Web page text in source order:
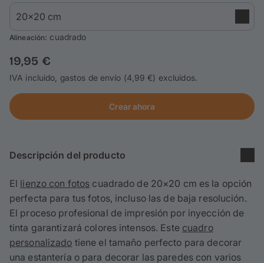
Inspiración
Atención al cliente
Iniciar sesión / Registrarse
Alineación: cuadrado
19,95 €
IVA incluido, gastos de envío (4,99 €) excluidos.
Crear ahora
Descripción del producto
El lienzo con fotos cuadrado de 20×20 cm es la opción
perfecta para tus fotos, incluso las de baja resolución.
El proceso profesional de impresión por inyección de
tinta garantizará colores intensos. Este cuadro
personalizado tiene el tamaño perfecto para decorar
una estantería o para decorar las paredes con varios